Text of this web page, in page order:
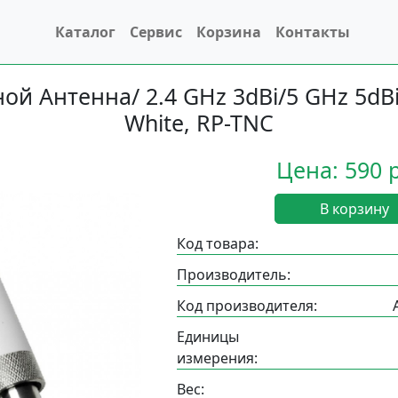
Каталог Сервис Корзина Контакты
Антенна/ 2.4 GHz 3dBi/5 GHz
White, RP-TNC
Цена: 590
В корзину
Код товара:
Производитель:
Код производителя:
Единицы
измерения:
Вес: